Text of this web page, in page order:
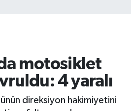
motosiklet
4 yaralı
direksiyon hakimiyetini